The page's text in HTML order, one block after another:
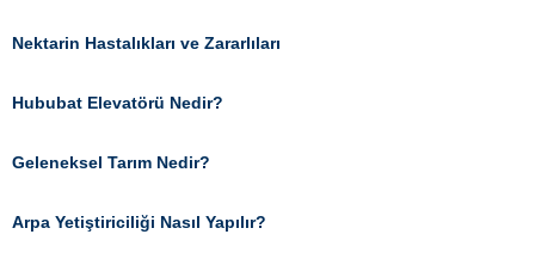
Nektarin Hastalıkları ve Zararlıları
Hububat Elevatörü Nedir?
Geleneksel Tarım Nedir?
Arpa Yetiştiriciliği Nasıl Yapılır?